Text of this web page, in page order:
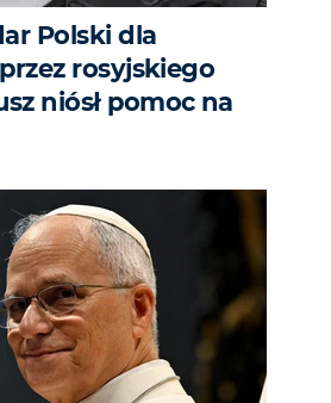
Polski dla
rosyjskiego
niósł pomoc na